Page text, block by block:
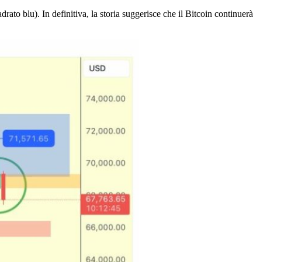
blu). In definitiva, la storia suggerisce che il Bitcoin continuerà